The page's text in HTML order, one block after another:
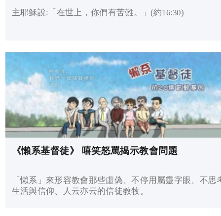
主耶穌說:「在世上，你們有苦難。」(約16:30)
《懶系基督徒》 嘻笑怒罵揭示教會問題
「懶系」來形容教會那些虛偽、不停用屬靈字眼、不思
生活與信仰、人云亦云的信徒教牧。